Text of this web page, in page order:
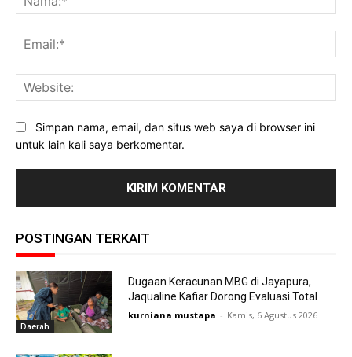
Simpan nama, email, dan situs web saya di browser ini
untuk lain kali saya berkomentar.
POSTINGAN TERKAIT
Daerah
Dugaan Keracunan MBG di Jayapura,
Jaqualine Kafiar Dorong Evaluasi Total
kurniana mustapa - Kamis, 6 Agustus 2026